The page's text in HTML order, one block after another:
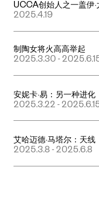
UCCA创始人之一盖伊·
2025.4.19
制陶女将火高高举起
2025.3.30 -
安妮卡·易：另一种进化
2025.3.22 -
艾哈迈德·马塔尔：天线
2025.3.8 - 2025.6.8